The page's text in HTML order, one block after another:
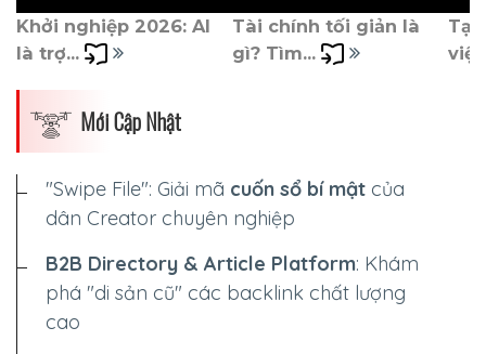
Khởi nghiệp 2026: AI
là trợ...
Tài chính tối giản là
gì? Tìm...
Tại
Mới Cập Nhật
"Swipe File": Giải mã cuốn sổ bí mật của
dân Creator chuyên nghiệp
B2B Directory & Article Platform: Khám
phá "di sản cũ" các backlink chất lượng
cao